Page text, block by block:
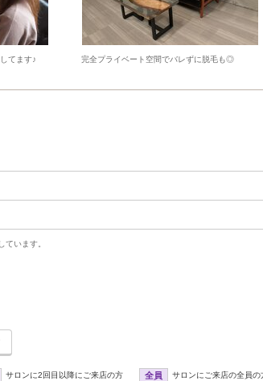
てます♪ 完全プライベート空間でバレずに脱毛も◎
います。
サロンに2回目以降にご来店の方 全員 サロンにご来店の全員の